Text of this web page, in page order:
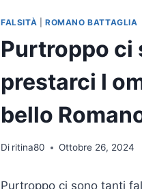
FALSITÀ ROMANO BATTAGLIA
Purtroppo ci
prestarci l
bello
Di ritina80 Ottobre 26, 2024
Purtroppo ci sono tanti